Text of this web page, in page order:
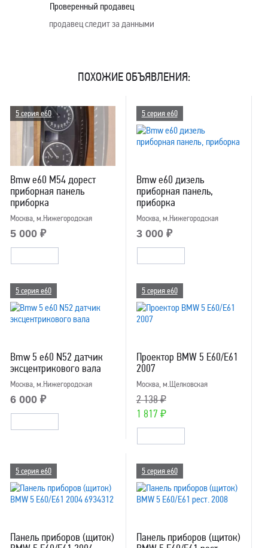
Проверенный продавец
продавец следит за данными
ПОХОЖИЕ ОБЪЯВЛЕНИЯ:
5 серия e60
Bmw e60 M54 дорест
приборная панель
приборка
Москва, м.Нижегородская
5 000 ₽
5 серия e60
Bmw e60 дизель
приборная панель,
приборка
Москва, м.Нижегородская
3 000 ₽
5 серия e60
Bmw 5 e60 N52 датчик
эксцентрикового вала
Москва, м.Нижегородская
6 000 ₽
5 серия e60
Проектор BMW 5 E60/E61
2007
Москва, м.Щелковская
2 138 ₽
1 817 ₽
5 серия e60
Панель приборов (щиток)
5 серия e60
Панель приборов (щиток)